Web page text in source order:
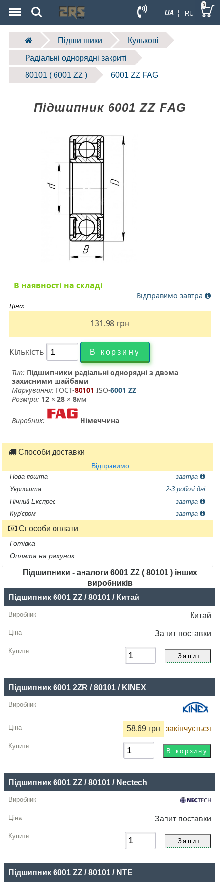
UA ¦ RU
Search 0
Підшипники Кулькові
Радіальні однорядні закриті
80101 ( 6001 ZZ ) 6001 ZZ FAG
Підшипник 6001 ZZ FAG
В наявності на складі
Відправимо завтра
Ціна:
131.98 грн
Кількість
Тип: Підшипники радіальні однорядні з двома
захисними шайбами
Маркування: ГОСТ-80101 ­ ISO-6001 ZZ
Розміри: 12 ×28 ×8мм
Виробник: Німеччина
Способи доставки
Відправимо:
Нова пошта
завтра
Укрпошта
2-3 робочі дні
Нічний Експрес
завтра
Кур'єром
завтра
Способи оплати
Готівка
Оплата на рахунок
Підшипники - аналоги 6001 ZZ ( 80101 ) інших
виробників
Назва
Виробник
Радіальний
грн
Купити
Підшипник 6001 ZZ / 80101 / Китай
Китай
Запит поставки
Підшипник 6001 2ZR / 80101 / KINEX
58.69 грн закінчується
Підшипник 6001 ZZ / 80101 / Nectech
Запит поставки
Підшипник 6001 ZZ / 80101 / NTE